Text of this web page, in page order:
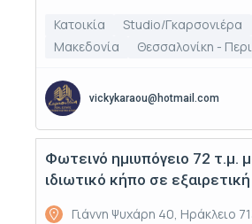
Κατοικία Studio/Γκαρσονιέρα
Μακεδονία
Θεσσαλονίκη -
vickykaraou@hotmail.com
Ενοικίαση
Φωτεινό ημιυπόγειο 72 τ.μ.
ιδιωτικό κήπο σε
Γιάννη Ψυχάρη 40, Ηράκλειο